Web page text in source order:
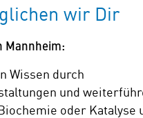
wir Dir
Mannheim:
Wissen durch
und
oder Katalyse